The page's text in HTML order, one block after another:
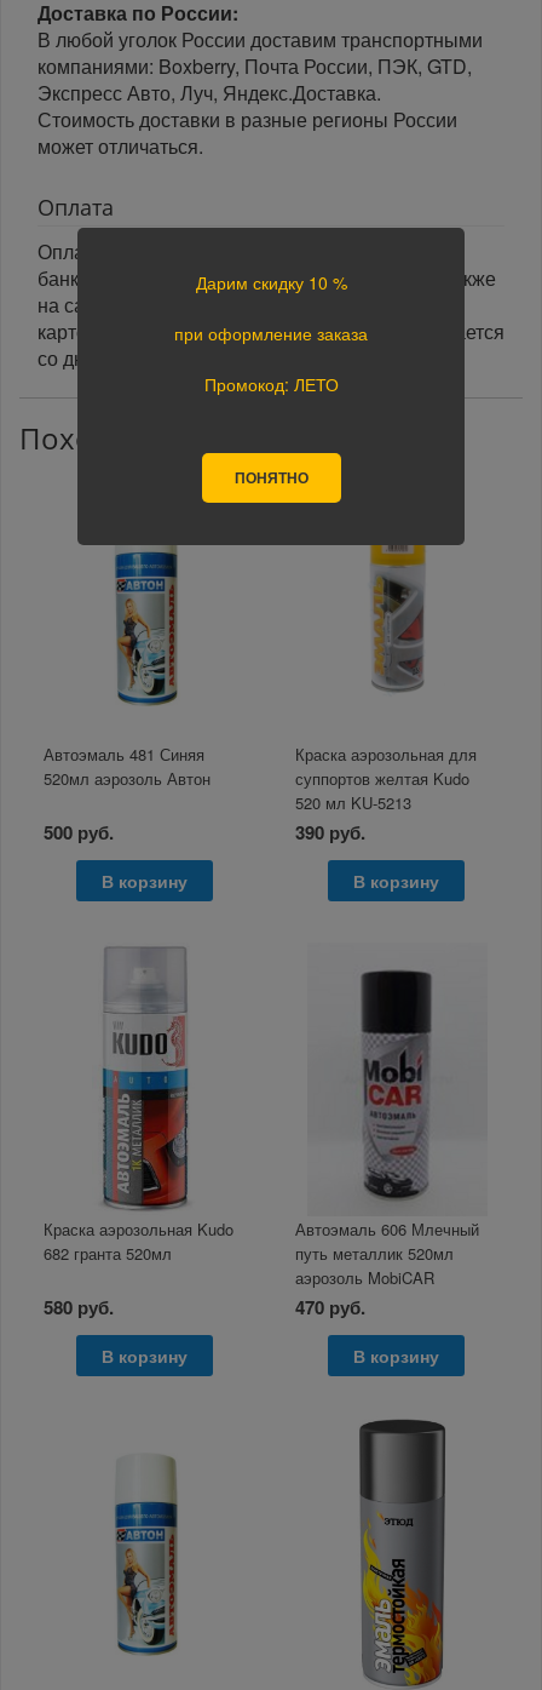
Доставка по России:
В любой уголок России доставим транспортными
компаниями: Boxberry, Почта России, ПЭК, GTD,
Экспресс Авто, Луч, Яндекс.Доставка.
Стоимость доставки в разные регионы России
может отличаться.
Оплата
Оплата заказа осуществляется наличными или
банковской картой курьеру при получении, а также
на сайте при оформлении заказа. При оплате
картой на сайте указанный срок доставки считается
со дня поступления оплаты.
Похожие товары
Автоэмаль 481 Синяя
520мл аэрозоль Автон
500 руб.
В корзину
Краска аэрозольная для
суппортов желтая Kudo
520 мл KU-5213
390 руб.
В корзину
Краска аэрозольная Kudo
682 гранта 520мл
580 руб.
В корзину
Автоэмаль 606 Млечный
путь металлик 520мл
аэрозоль MobiCAR
470 руб.
В корзину
Дарим скидку 10 %
при оформление заказа
Промокод: ЛЕТО
ПОНЯТНО